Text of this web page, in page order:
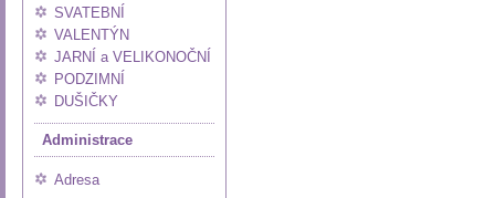
SVATEBNÍ
VALENTÝN
JARNÍ a VELIKONOČNÍ
PODZIMNÍ
DUŠIČKY
Administrace
Adresa